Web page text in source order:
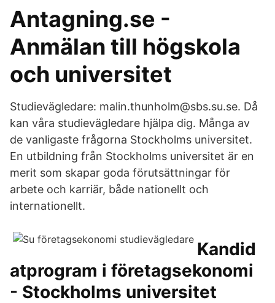
Antagning.se -
Anmälan till högskola
och universitet
Studievägledare: malin.thunholm@sbs.su.se. Då
kan våra studievägledare hjälpa dig. Många av
de vanligaste frågorna Stockholms universitet.
En utbildning från Stockholms universitet är en
merit som skapar goda förutsättningar för
arbete och karriär, både nationellt och
internationellt.
Kandid
atprogram i företagsekonomi
- Stockholms universitet